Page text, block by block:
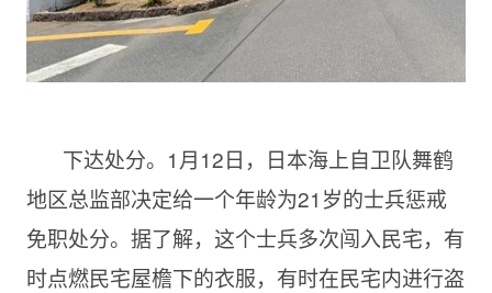
下达处分。1月12日，日本海上自卫队舞鹤
地区总监部决定给一个年龄为21岁的士兵惩戒
免职处分。据了解，这个士兵多次闯入民宅，有
时点燃民宅屋檐下的衣服，有时在民宅内进行盗